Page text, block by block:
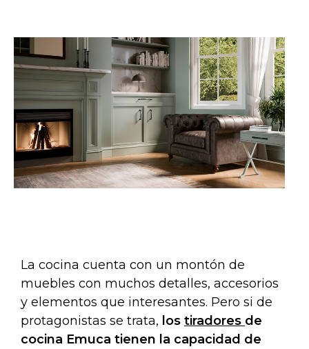
La cocina cuenta con un montón de
muebles con muchos detalles, accesorios
y elementos que interesantes. Pero si de
protagonistas se trata, los tiradores de
cocina Emuca tienen la capacidad de